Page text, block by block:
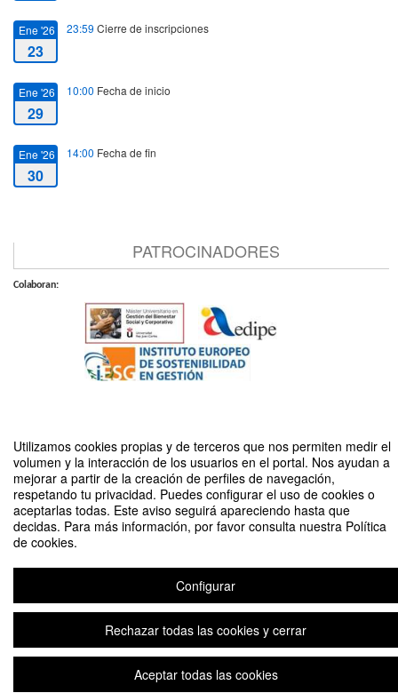
Utilizamos cookies propias y de terceros que nos permiten medir el
volumen y la interacción de los usuarios en el portal. Nos ayudan a
mejorar a partir de la creación de perfiles de navegación,
respetando tu privacidad. Puedes configurar el uso de cookies o
aceptarlas todas. Este aviso seguirá apareciendo hasta que
decidas. Para más información, por favor consulta nuestra Política
de cookies.
Configurar
Rechazar todas las cookies y cerrar
Aceptar todas las cookies
Ene '26
23
23:59 Cierre de inscripciones
Ene '26
29
10:00 Fecha de inicio
Ene '26
30
14:00 Fecha de fin
PATROCINADORES
Colaboran:
XVIII JORNADAS DE INVESTIGACIÓN, TRANSFERENCIA E
INNOVACIÓN DE LA SECCIÓN DE RECURSOS HUMANOS DE ACEDE
Organizado por SECCIÓN DE RECURSOS HUMANOS DE ACEDE